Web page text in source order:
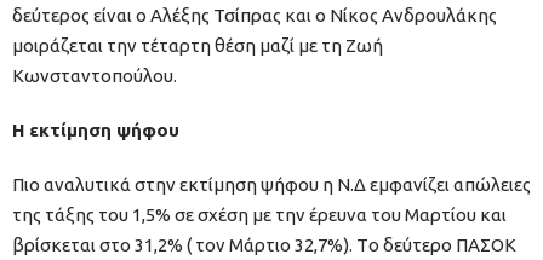
δεύτερος είναι ο Αλέξης Τσίπρας και ο Νίκος Ανδρουλάκης
μοιράζεται την τέταρτη θέση μαζί με τη Ζωή
Κωνσταντοπούλου.
Η εκτίμηση ψήφου
Πιο αναλυτικά στην εκτίμηση ψήφου η Ν.Δ εμφανίζει απώλειες
της τάξης του 1,5% σε σχέση με την έρευνα του Μαρτίου και
βρίσκεται στο 31,2% ( τον Μάρτιο 32,7%). Tο δεύτερο ΠΑΣΟΚ